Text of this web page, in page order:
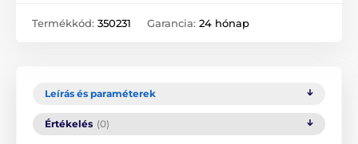
Termékkód: 350231 Garancia: 24 hónap
Leírás és paraméterek
Értékelés (0)